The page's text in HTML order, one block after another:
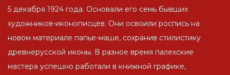
5 декабря 1924 года. Основали его семь бывших
художников-иконописцев. Они освоили роспись на
новом материале папье-маше, сохранив стилистику
древнерусской иконы. В разное время палехские
мастера успешно работали в книжной графике,